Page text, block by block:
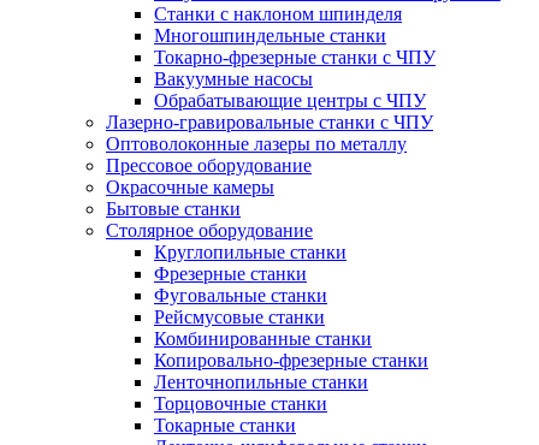
Станки с наклоном шпинделя
Многошпиндельные станки
Токарно-фрезерные станки с ЧПУ
Вакуумные насосы
Обрабатывающие центры с ЧПУ
Лазерно-гравировальные станки с ЧПУ
Оптоволоконные лазеры по металлу
Прессовое оборудование
Окрасочные камеры
Бытовые станки
Столярное оборудование
Круглопильные станки
Фрезерные станки
Фуговальные станки
Рейсмусовые станки
Комбинированные станки
Копировально-фрезерные станки
Ленточнопильные станки
Торцовочные станки
Токарные станки